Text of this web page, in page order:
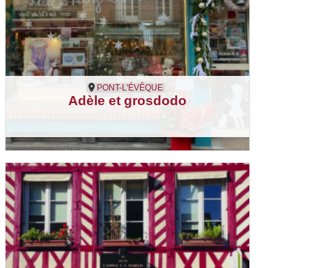
Pont-l'Évêque
PONT-L'ÉVÊQUE
Adèle et grosdodo
Magasin de jouets